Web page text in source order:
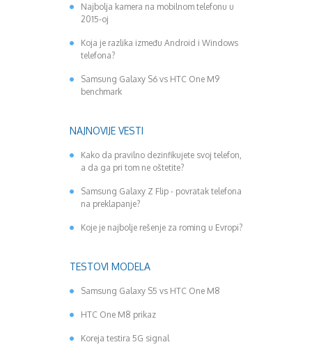
Najbolja kamera na mobilnom telefonu u
2015-oj
Koja je razlika između Android i Windows
telefona?
Samsung Galaxy S6 vs HTC One M9
benchmark
NAJNOVIJE VESTI
Kako da pravilno dezinfikujete svoj telefon,
a da ga pri tom ne oštetite?
Samsung Galaxy Z Flip - povratak telefona
na preklapanje?
Koje je najbolje rešenje za roming u Evropi?
TESTOVI MODELA
Samsung Galaxy S5 vs HTC One M8
HTC One M8 prikaz
Koreja testira 5G signal